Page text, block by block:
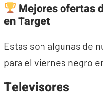
Mejores ofertas
en Target
Estas son algunas de
para el viernes negro
Televisores